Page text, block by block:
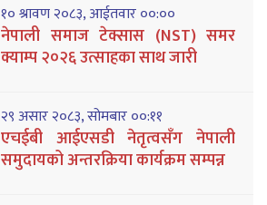
१० श्रावण २०८३, आईतवार ००:००
नेपाली समाज टेक्सास (NST) समर
क्याम्प २०२६ उत्साहका साथ जारी
२९ असार २०८३, सोमबार ००:११
एचईबी आईएसडी नेतृत्वसँग नेपाली
समुदायको अन्तरक्रिया कार्यक्रम सम्पन्न